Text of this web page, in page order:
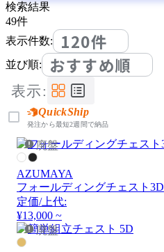
検索結果
49件
表示件数:
120件
並び順: おすすめ順
表示:
QuickShip
発注から最短2週間で納品
廃盤
AZUMAYA
フォールディングチェスト3D
定価/上代:
¥13,000 ~
廃盤